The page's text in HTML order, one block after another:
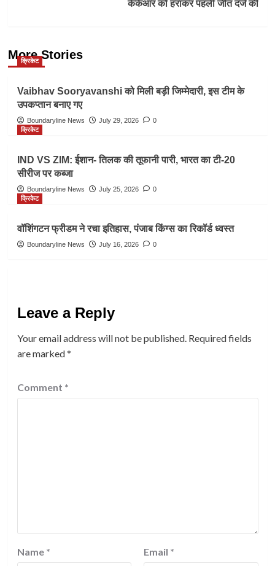
केकेआर को हराकर पहली जीत दर्ज की
More Stories
क्रिकेट
Vaibhav Sooryavanshi को मिली बड़ी जिम्मेदारी, इस टीम के
उपकप्तान बनाए गए
Boundaryline News July 29, 2026
0
क्रिकेट
IND VS ZIM: ईशान- तिलक की तूफानी पारी, भारत का टी-20
सीरीज पर कब्जा
Boundaryline News July 25, 2026
0
क्रिकेट
वॉशिंगटन फ्रीडम ने रचा इतिहास, पंजाब किंग्स का रिकॉर्ड ध्वस्त
Boundaryline News July 16, 2026 0
Leave a Reply
Your email address will not be published. Required fields
are marked*
Comment *
Name * Email *